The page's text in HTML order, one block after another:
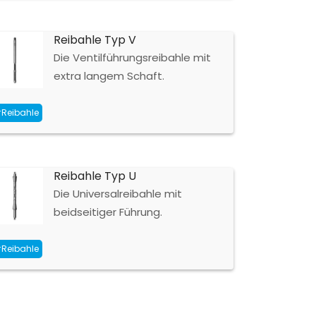
Reibahle Typ V
Die Ventilführungsreibahle mit
extra langem Schaft.
Reibahle Typ U
Die Universalreibahle mit
beidseitiger Führung.